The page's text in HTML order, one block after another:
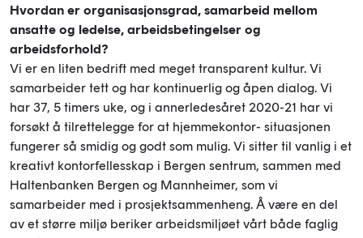
Hvordan er organisasjonsgrad, samarbeid mellom
ansatte og ledelse, arbeidsbetingelser og
arbeidsforhold?
Vi er en liten bedrift med meget transparent kultur. Vi
samarbeider tett og har kontinuerlig og åpen dialog. Vi
har 37, 5 timers uke, og i annerledesåret 2020-21 har vi
forsøkt å tilrettelegge for at hjemmekontor- situasjonen
fungerer så smidig og godt som mulig. Vi sitter til vanlig i et
kreativt kontorfellesskap i Bergen sentrum, sammen med
Haltenbanken Bergen og Mannheimer, som vi
samarbeider med i prosjektsammenheng. Å være en del
av et større miljø beriker arbeidsmiljøet vårt både faglig